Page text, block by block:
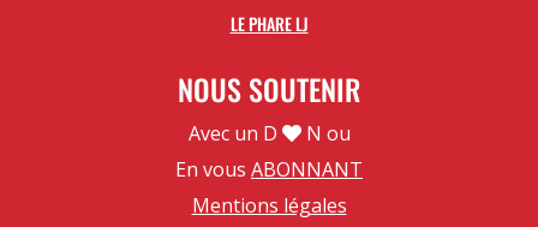
LE PHARE LJ
NOUS SOUTENIR
Avec un D
N ou
En vous ABONNANT
Mentions légales